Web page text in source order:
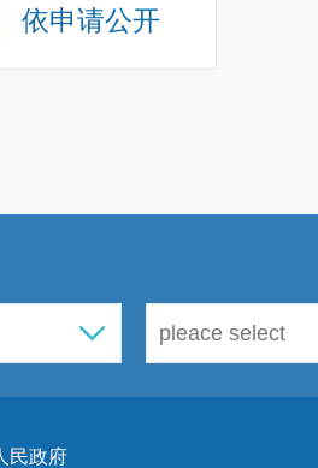
依申请公开
民政府